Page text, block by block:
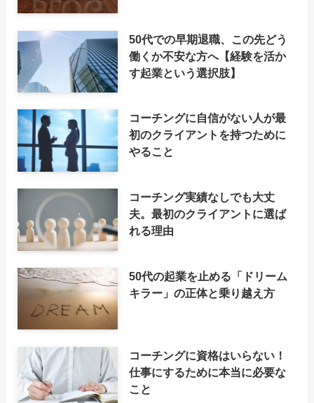
50代での早期退職、この先どう
働くか不安な方へ【経験を活か
す起業という選択肢】
コーチングに自信がない人が最
初のクライアントを持つために
やること
コーチング実績なしでも大丈
夫。最初のクライアントに選ば
れる理由
50代の起業を止める「ドリーム
キラー」の正体と乗り越え方
コーチングに資格はいらない！
仕事にするために本当に必要な
こと